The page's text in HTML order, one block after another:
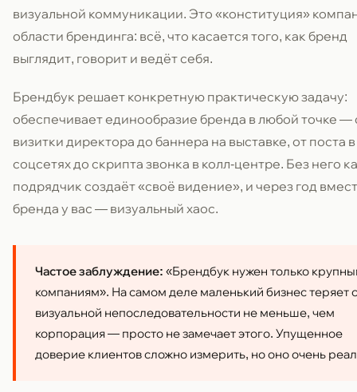
визуальной коммуникации. Это «конституция»
области брендинга: всё, что касается того, как бренд
выглядит, говорит и ведёт себя.
Брендбук решает конкретную практическую задачу:
обеспечивает единообразие бренда в любой точке —
визитки директора до баннера на выставке, от поста в
соцсетях до скрипта звонка в колл-центре. Без него
подрядчик создаёт «своё видение», и через год
бренда у вас — визуальный хаос.
Частое заблуждение: «Брендбук нужен только
компаниям». На самом деле маленький бизнес теряет
визуальной непоследовательности не меньше, чем
корпорация — просто не замечает этого. Упущенное
доверие клиентов сложно измерить, но оно очень